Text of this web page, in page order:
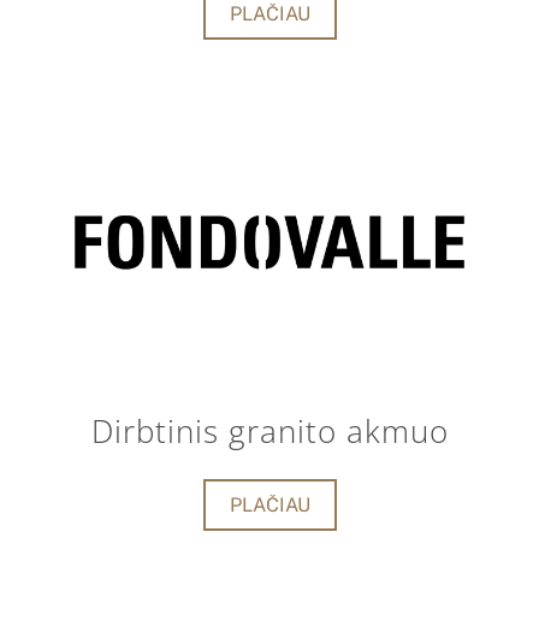
PLAČIAU
Dirbtinis granito akmuo
PLAČIAU